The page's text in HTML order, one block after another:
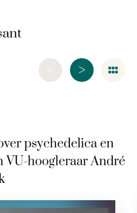
>
<
psychedelica en
VU-hoogleraar André